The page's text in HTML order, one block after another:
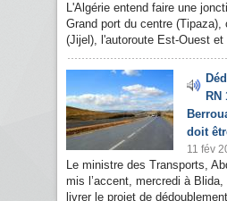
L'Algérie entend faire une
Grand port du centre (Tipaza),
(Jijel), l'autoroute Est-Ouest et
RN
doit
11 fév
Le ministre des Transports,
mis l’accent, mercredi à
livrer le projet de